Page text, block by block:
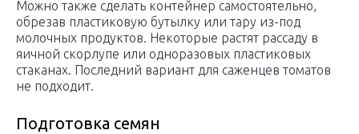
Можно также сделать контейнер самостоятельно,
обрезав пластиковую бутылку или тару из-под
молочных продуктов. Некоторые растят рассаду в
яичной скорлупе или одноразовых пластиковых
стаканах. Последний вариант для саженцев томатов
не подходит.
Подготовка семян